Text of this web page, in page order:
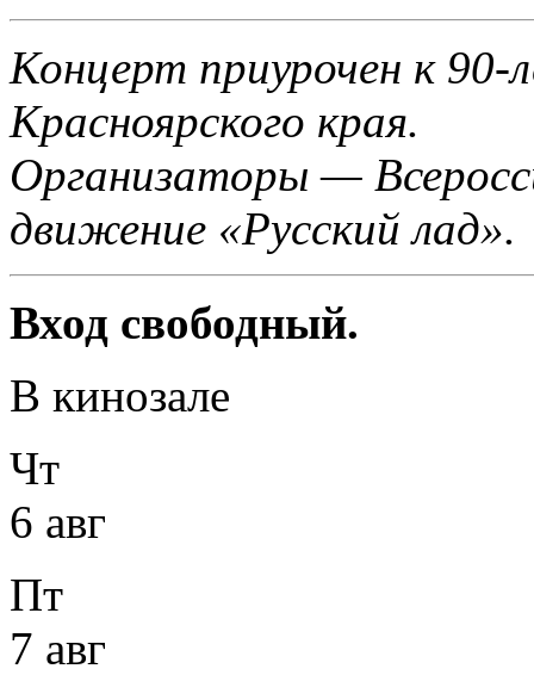
Концерт приурочен к 90-
Красноярского края.
Организаторы —
движение «Русский лад».
Вход свободный.
В кинозале
Чт
6 авг
Пт
7 авг